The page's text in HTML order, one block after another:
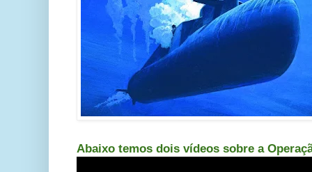
Abaixo temos dois vídeos sobre a